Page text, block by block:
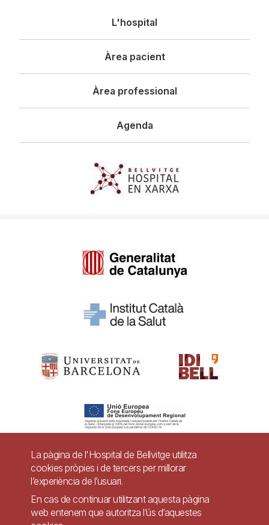
principal
L'hospital
Àrea pacient
Àrea professional
Agenda
Pie
Contacte
Accessibilitat Avís legal Ajuda
La pàgina de l'Hospital de Bellvitge utilitza
cookies pròpies i de tercers per millorar
l’experiència de l’usuari.
En cas de continuar utilitzant aquesta pàgina
web entenem que autoritza l’ús d’aquestes